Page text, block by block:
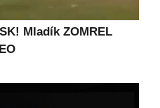
Mladík ZOMREL